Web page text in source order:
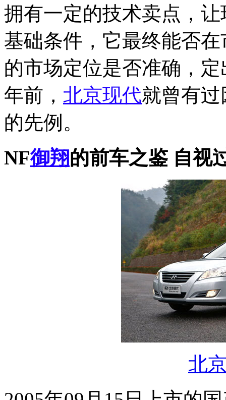
拥有一定的技术卖点，
基础条件，它最终能否
的市场定位是否准确，
年前， 北京现代就曾有过
的先例。
NF御翔的前车之鉴 自视
北